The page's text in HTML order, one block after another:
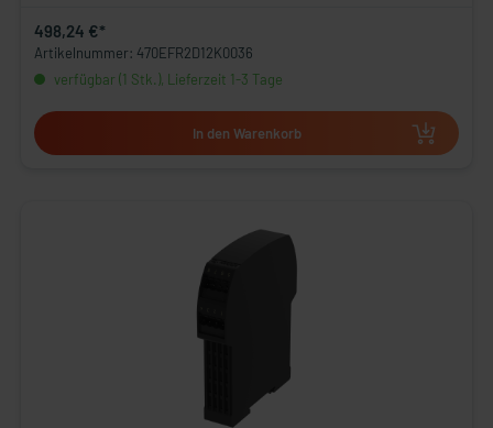
498,24 €*
Artikelnummer: 470EFR2D12K0036
verfügbar (1 Stk.), Lieferzeit 1-3 Tage
In den Warenkorb